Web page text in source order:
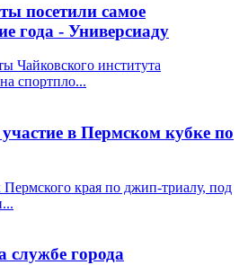
посетили самое
года - Универсиаду
Чайковского института
спортпло...
в Пермском кубке по
края по джип-триалу, под
службе города